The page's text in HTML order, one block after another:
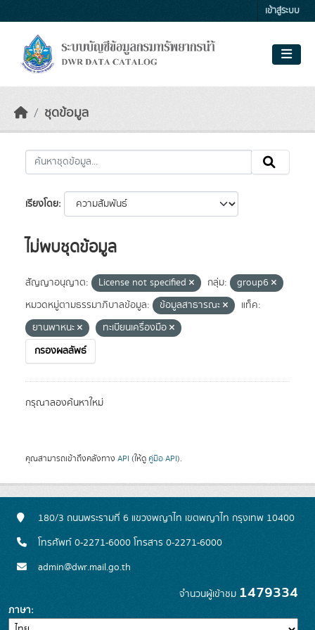
เข้าสู่ระบบ
ชุดข้อมูล
เรียงโดย
ไม่พบชุดข้อมูล
สัญญาอนุญาต: License not specified กลุ่ม:
group6
หมวดหมู่ตามธรรมาภิบาลข้อมูล:
ข้อมูลสาธารณะ
แท็ค:
ยานพาหนะ
ทะเบียนเครื่องมือ
กรองผลลัพธ์
กรุณาลองค้นหาใหม่
คุณสามารถเข้าถึงคลังทาง API (ให้ดู คู่มือ API).
180/3 ถนนพระรามที่ 6 แขวงพญาไท เขตพญาไท กรุงเทพ 10400
โทรศัพท์ 0-2271-6000 โทรสาร 0-2271-6000
admin@dwr.mail.go.th
จำนวนผู้เข้าชม 1479334
ภาษา